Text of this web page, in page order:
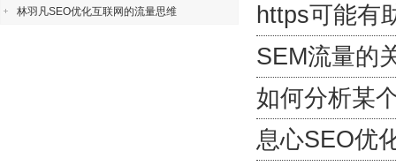
https可能有
SEM流量的
如何分析某
息心SEO优
林羽凡SEO优化互联网的流量思维